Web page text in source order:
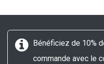
Bénéficiez de 10%
commande avec le